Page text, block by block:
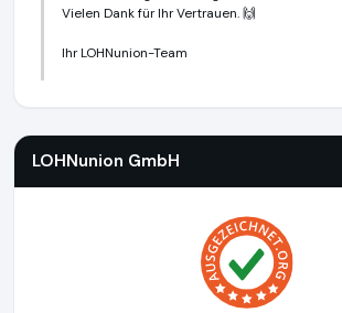
Vielen Dank für Ihr Vertrauen. 🙌
Ihr LOHNunion-Team
LOHNunion GmbH